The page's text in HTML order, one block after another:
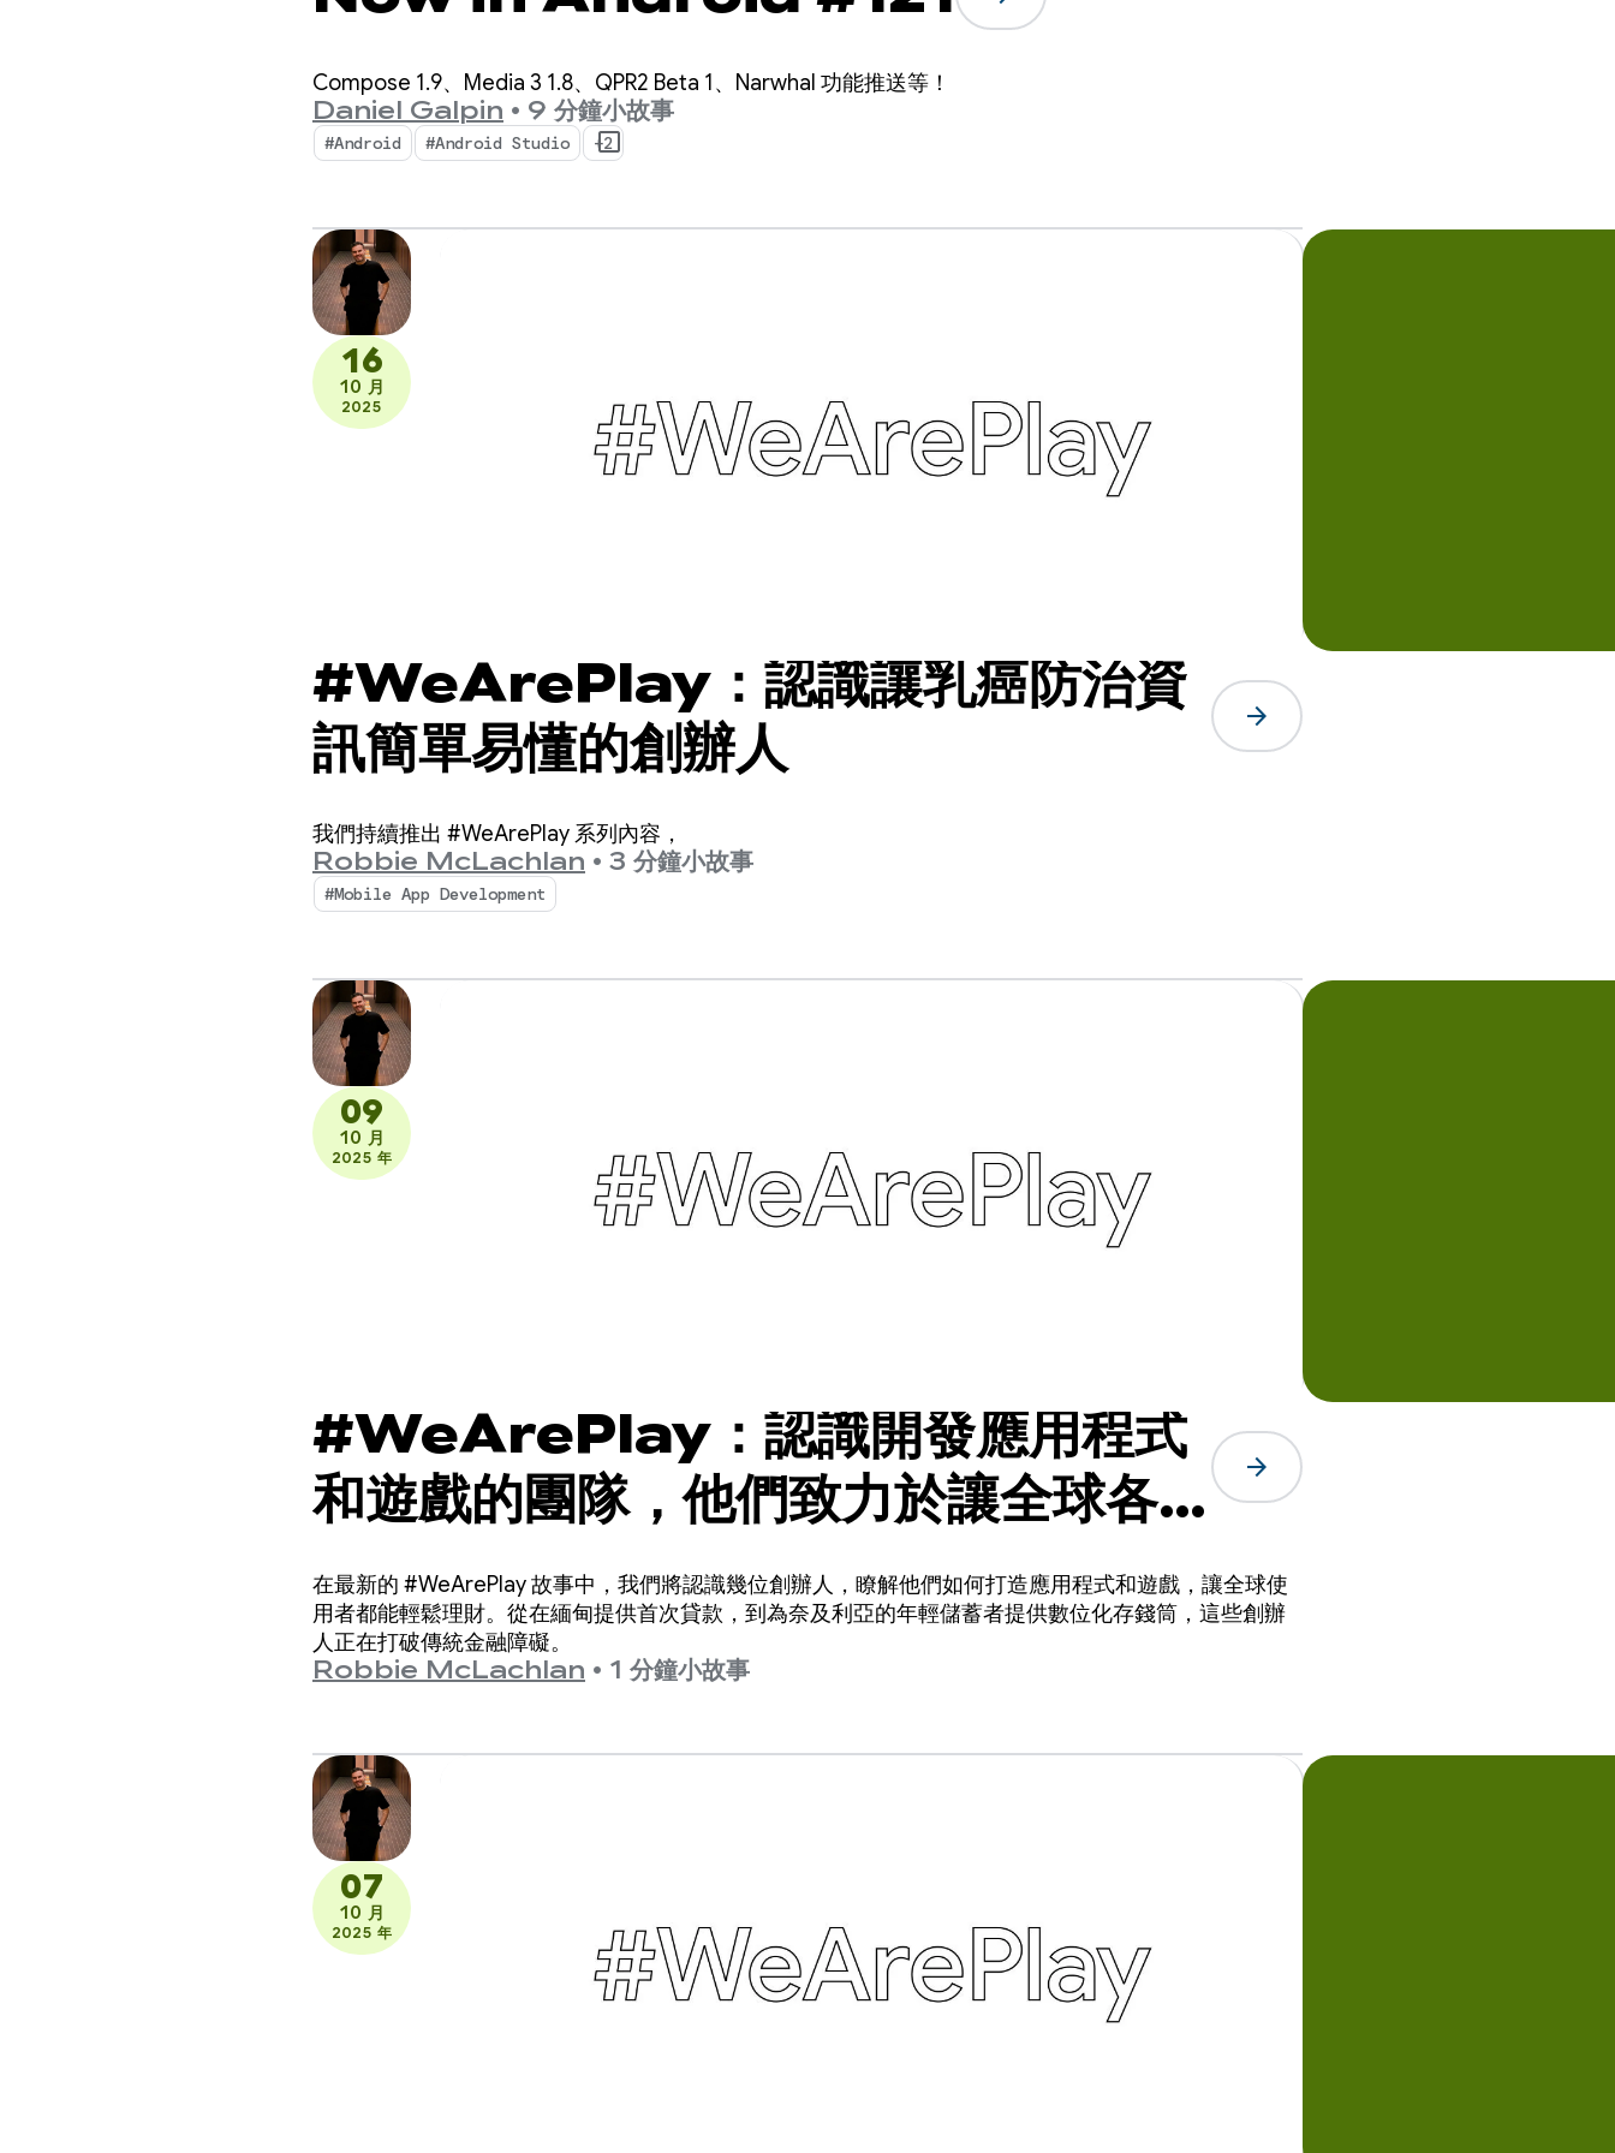
Compose 1.9、Media 3 1.8、QPR2 Beta 1、Narwhal 功能推送等！
Daniel Galpin • 9 分鐘小故事
#Android #Android Studio +2
16
10 月
2025
#WeArePlay：認識讓乳癌防治資
訊簡單易懂的創辦人
arrow_forward
我們持續推出 #WeArePlay 系列內容，
Robbie McLachlan • 3 分鐘小故事
#Mobile App Development
09
10 月
2025 年
#WeArePlay：認識開發應用程式
和遊戲的團隊，他們致力於讓全球各地
的人都能輕鬆理財
arrow_forward
在最新的 #WeArePlay 故事中，我們將認識幾位創辦人，瞭解他們如何打造應用程式和遊戲，讓全球使
用者都能輕鬆理財。從在緬甸提供首次貸款，到為奈及利亞的年輕儲蓄者提供數位化存錢筒，這些創辦
人正在打破傳統金融障礙。
Robbie McLachlan • 1 分鐘小故事
07
10 月
2025 年